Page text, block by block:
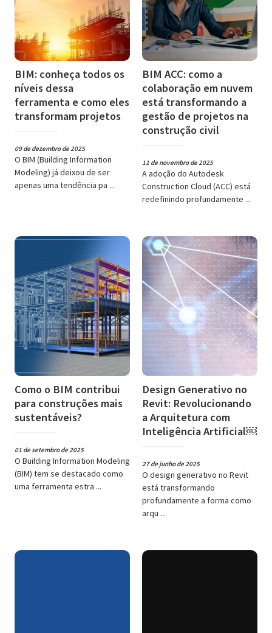
BIM: conheça todos os
níveis dessa
ferramenta e como eles
transformam projetos
09 de dezembro de 2025
O BIM (Building Information
Modeling) já deixou de ser
apenas uma tendência pa ...
BIM ACC: como a
colaboração em nuvem
está transformando a
gestão de projetos na
construção civil
11 de novembro de 2025
A adoção do Autodesk
Construction Cloud (ACC) está
redefinindo profundamente ...
Como o BIM contribui
para construções mais
sustentáveis?
01 de setembro de 2025
O Building Information Modeling
(BIM) tem se destacado como
uma ferramenta estra ...
Design Generativo no
Revit: Revolucionando
a Arquitetura com
Inteligência Artificial￼
27 de junho de 2025
O design generativo no Revit
está transformando
profundamente a forma como
arqu ...